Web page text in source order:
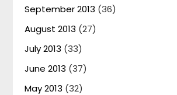
September 2013 (36)
August 2013 (27)
July 2013 (33)
June 2013 (37)
May 2013 (32)